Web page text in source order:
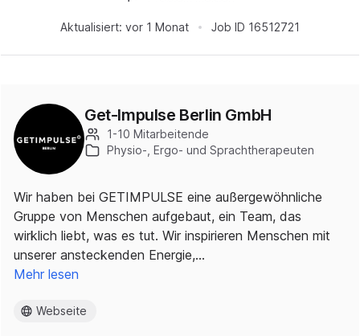
Aktualisiert: vor 1 Monat Job ID 16512721
Get-Impulse Berlin GmbH
1-10 Mitarbeitende
Physio-, Ergo- und Sprachtherapeuten
Wir haben bei GETIMPULSE eine außergewöhnliche
Gruppe von Menschen aufgebaut, ein Team, das
wirklich liebt, was es tut. Wir inspirieren Menschen mit
unserer ansteckenden Energie,…
Mehr lesen
Webseite